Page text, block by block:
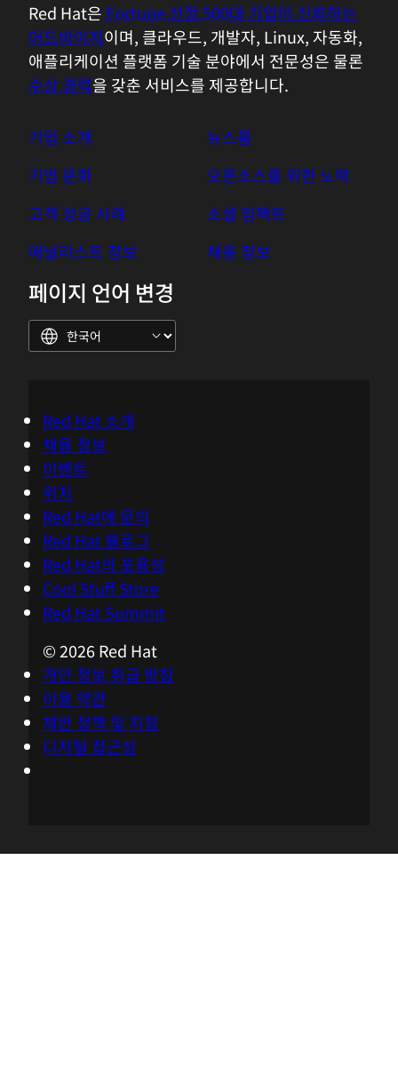
Red Hat은 Fortune 선정 500대 기업이 신뢰하는
어드바이저이며, 클라우드, 개발자, Linux, 자동화,
애플리케이션 플랫폼 기술 분야에서 전문성은 물론
수상 경력을 갖춘 서비스를 제공합니다.
기업 소개
기업 문화
고객 성공 사례
애널리스트 정보
뉴스룸
오픈소스를 위한 노력
소셜 임팩트
채용 정보
페이지 언어 변경
Red Hat 소개
채용 정보
이벤트
위치
Red Hat에 문의
Red Hat 블로그
Red Hat의 포용성
Cool Stuff Store
Red Hat Summit
© 2026 Red Hat
개인 정보 취급 방침
이용 약관
제반 정책 및 지침
디지털 접근성